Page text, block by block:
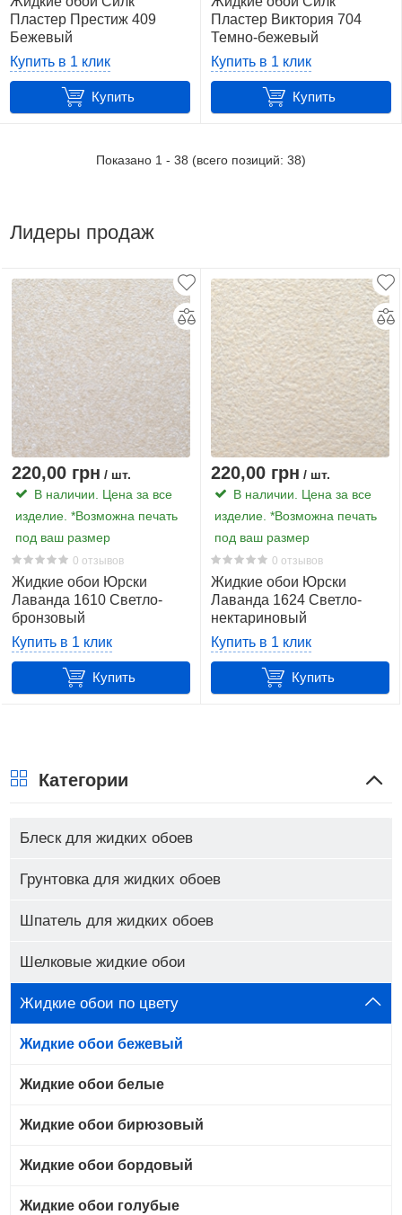
Пластер Престиж 409
Бежевый
Купить в 1 клик
Купить
Пластер Виктория 704
Темно-бежевый
Купить в 1 клик
Купить
Показано 1 - 38 (всего позиций: 38)
Лидеры продаж
220,00 грн / шт.
В наличии. Цена за все
изделие. *Возможна печать
под ваш размер
0 отзывов
Жидкие обои Юрски
Лаванда 1610 Светло-
бронзовый
Купить в 1 клик
Купить
220,00 грн / шт.
В наличии. Цена за все
изделие. *Возможна печать
под ваш размер
0 отзывов
Жидкие обои Юрски
Лаванда 1624 Светло-
нектариновый
Купить в 1 клик
Купить
Категории
Блеск для жидких обоев
Грунтовка для жидких обоев
Шпатель для жидких обоев
Шелковые жидкие обои
Жидкие обои по цвету
Жидкие обои бежевый
Жидкие обои белые
Жидкие обои бирюзовый
Жидкие обои бордовый
Жидкие обои голубые